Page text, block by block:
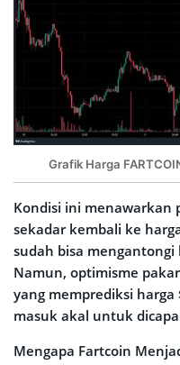
Grafik Harga
Kondisi ini menawarkan
sekadar kembali ke
sudah bisa
Namun, optimisme
yang memprediksi
masuk akal untuk
Mengapa Fartcoin